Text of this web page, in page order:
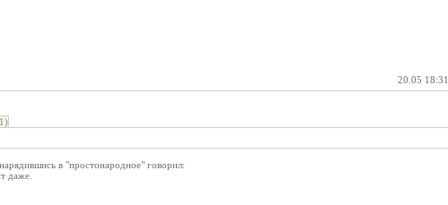
20.05 18:31
в "простонародное" говорил:
даже.